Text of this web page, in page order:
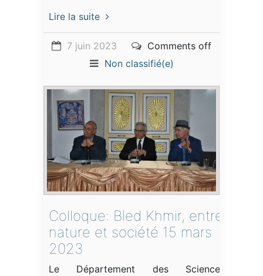
Lire la suite
7 juin 2023
Comments off
Non classifié(e)
Colloque: Bled Khmir, entre
nature et société 15 mars
2023
Le Département des Sciences